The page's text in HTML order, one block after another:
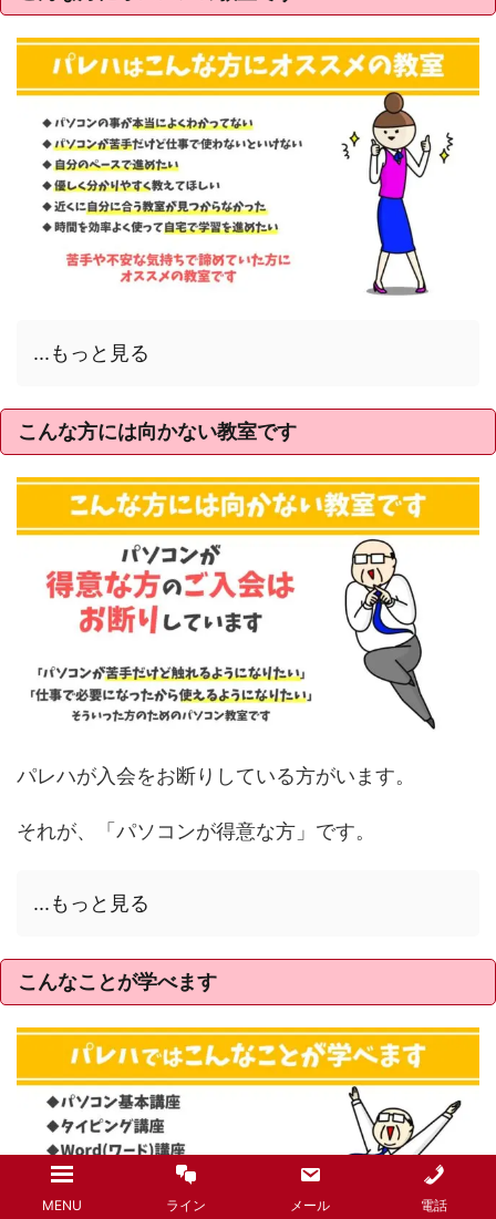
...もっと見る
こんな方には向かない教室です
パレハが入会をお断りしている方がいます。
それが、「パソコンが得意な方」です。
...もっと見る
こんなことが学べます
MENU ライン メール 電話